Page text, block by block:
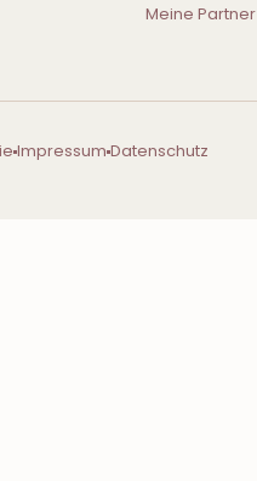
Meine Partner
ImpressumDatenschutz